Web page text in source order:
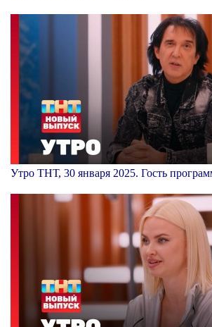
Утро ТНТ, 30 января 2025. Гость